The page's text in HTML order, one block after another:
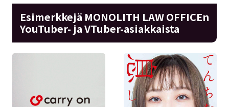
Esimerkkejä MONOLITH LAW OFFICEn
YouTuber- ja VTuber-asiakkaista